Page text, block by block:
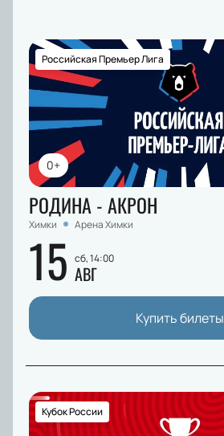
0+
Российская Премьер Лига
РОДИНА - АКРОН
Химки Арена Химки
15 сб, 14:00
АВГ
Купить билеты
Кубок России